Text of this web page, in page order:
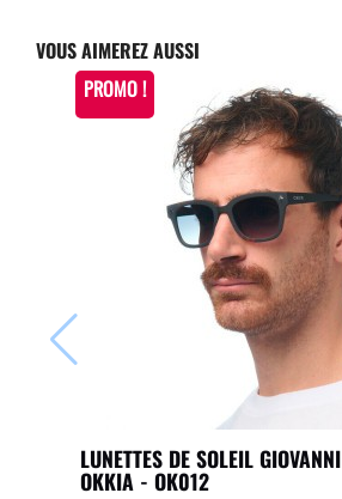
VOUS AIMEREZ AUSSI
LUNETTES DE SOLEIL GIOVANNI
OKKIA - OK012
PROMO !